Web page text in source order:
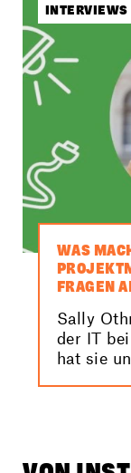
INTERVIEWS
WAS
FRAGEN
Sally
der IT
hat sie